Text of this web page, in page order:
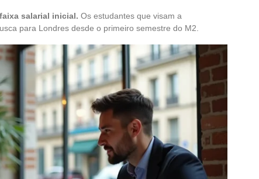
salarial inicial. Os estudantes que visam a
para Londres desde o primeiro semestre do M2.